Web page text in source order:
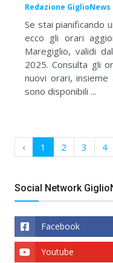
Redazione GiglioNews
Se stai pianificando
ecco gli orari
Maregiglio, validi
2025. Consulta gli
nuovi orari,
sono disponibili ...
‹ 1 2 3 4
Social Network
Facebook
Youtube